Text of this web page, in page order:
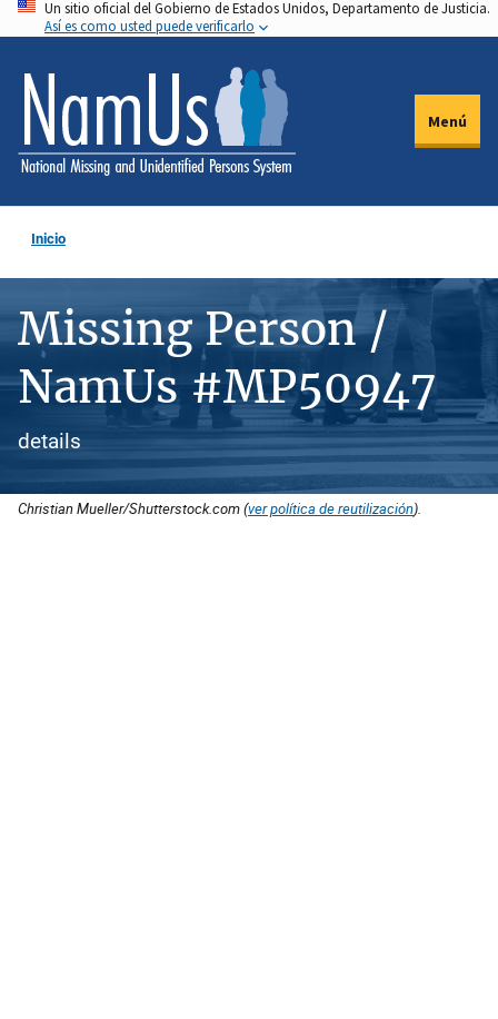
Pasar
al
contenido
principal
Un sitio oficial del Gobierno de Estados Unidos, Departamento de Justicia.
Así es como usted puede verificarlo
Menú
Inicio
Missing Person /
NamUs #MP50947
details
Christian Mueller/Shutterstock.com (ver política de reutilización).